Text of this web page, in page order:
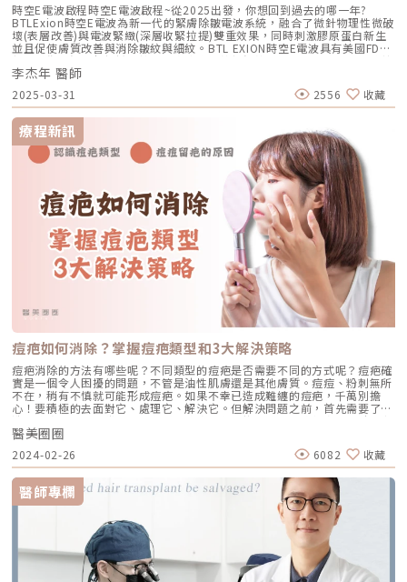
時空E電波啟程時空E電波啟程~從2025出發，你想回到過去的哪一年?
BTLExion時空E電波為新一代的緊膚除皺電波系統，融合了微針物理性微破
壞(表層改善)與電波緊緻(深層收緊拉提)雙重效果，同時刺激膠原蛋白新生
並且促使膚質改善與消除皺紋與細紋。BTL EXION時空E電波具有美國FDA
與台灣衛生福利部認證，核可適應症為皺紋與細紋，因此非常適合想要改善
膚質與緊膚除皺的族群。除了消除皺紋之外，杰膚美李院長更獨創提出
「Soft Lift 8多層次治療技術」兼顧舒適的同時，卻超越其他微針電波，甚
至對收緊筋膜、改善肉肉臉的效果更勝鳳凰。時空E電波為什麼能做到？原
理有什麼特別之處?本文深入為你介紹。單極微針電波，低痛感治療深度更
深BTL Exion時空E電波為單極微針電波(市場上大多的微針電波為雙極設
計)，治療時需在人體上貼上導電片，使得治療探頭發出的能量能夠一致性
的往深層肌底發送，不會像雙極電波無法抵達肌膚深層。因為單極細針插入
肌膚後才放電，表皮不會造成熱傷害，能量卻能精準傳到深層，比起同樣是
單極的鳳凰電波，加熱更有效率的同時，痛感卻大幅降低。而表面沒有加熱
的特性，甚至連敏感肌也可以適用。（圖／杰膚美診所-李杰年醫師提供）
具有AI專利偵測技術，穩定安全的能量輸出由於微針針電波輸出會受阻抗影
響，導致微針電波的輸出能量會不均勻、不穩定，然而BTL EXION時空E電
波具有專利AI技術，能夠在輸出脈衝時，在毫秒內偵測阻抗並且完成AI計
算，自動根據阻抗調整脈衝時間，以達到適合的輸出能量，減少多餘的組織
傷害。（圖／杰膚美診所-李杰年醫師提供）專利延伸模式(Extended
Mode)，最深治療深度可達8mmBTL EXION超越了以往電波的治療深度，
鳳凰電波的治療深度只有4.3mm，他牌微針電波最深治療目前也只有
4mm，然而BTL時空E電波獨家的延伸模式(Extended Mode)，由針尖再往
下多了4mm的加熱深度，配合最深4mm的進針，最深可達8mm (4+4)深入
脂肪層，因此不只對於較肥厚的肉肉臉有更好的除皺緊膚效果，還能夠治療
身體紋路如妊娠紋、肥胖紋等等。在臉上如果更因此能夠加熱到其他儀器無
法達到的深度，超越電音雙波的效果，深層拉提，緊膚除皺。（圖／杰膚美
診所-李杰年醫師提供）杰膚美診所時空E電波學術交流里程碑20250112馬
來西亞BTL Aesthetics Asia Masterclassu亞洲醫美專家交流會20241010
李杰年院長至馬來西亞分享獨創時空E電波「Soft Lift 8多層次治療技術」
20240908 秋季美容醫學國際學術研討會-領航講解EMFACE(菲斯波)
Exion(時空E電波) CHAUME′XO(外泌體)（圖／杰膚美診所-李杰年醫師提
供）推薦時空E電波改善膚質、消除皺紋雙效合一時空E電波BTL EXION與
鳳凰電波一樣是單極式電波，能夠精準的深入肌膚進行加熱促進膠原蛋白增
生，並且具有AI智能偵測系統，精準安全的輸出能量，使用微針能針對凹凸
不平的膚質進行改善，使毛孔變小、絲滑肌膚。時空E電波超越目前微針電
波的治療極限，治療深度達8mm，能夠淺、中、深的改善肌膚問題，卻又
不傷表皮，因此成為熱門的電波拉皮推薦選項，如果只能夠選一台電波，時
空E電波會成為您緊膚除皺的最佳夥伴。《點擊看完整文章介紹》文章轉載
自「杰膚美診所-李杰年醫師專欄」
李杰年 醫師
2025-03-31 2556 收藏
療程新訊
痘疤如何消除？掌握痘疤類型和3大解決策略
痘疤消除的方法有哪些呢？不同類型的痘疤是否需要不同的方式呢？痘疤確
實是一個令人困擾的問題，不管是油性肌膚還是其他膚質。痘痘、粉刺無所
不在，稍有不慎就可能形成痘疤。如果不幸已造成難纏的痘疤，千萬別擔
心！要積極的去面對它、處理它、解決它。但解決問題之前，首先需要了解
造成痘疤的原因，掌握不同類型的痘疤，就能找到適合的療程方法。除此之
外，小編分享3大解決痘疤策略，讓讀者重拾無暇美肌！ 為何會有痘疤？痘
痘留疤的原因是什麼？為什麼會有痘疤？又是如何形成？痘疤會永遠留在臉
上嗎？造成痘疤的主要有2種因素： 色素沉澱：當痘痘冒出來時，皮膚可能
因為細菌感染而引起發炎，因此而受到損害。特別是當你摳破或者讓痘痘留
下傷口時，嚴重的痘痘可能會更嚴重地傷害皮膚。會導致在損傷區域累積黑
色素，造成色素沉澱，最後形成所謂的痘疤。 異常疤痕：當身體試圖修復
受損的皮膚組織時，就會增生膠原蛋白，對於維持皮膚的彈性和結構相當重
要。如果損傷區域中膠原蛋白的生成過多，或者膠原蛋白不正常流失，可能
會導致組織增生或者下陷，形成不規則的疤痕，使皮膚顯得不平整，留下坑
坑疤疤的痕跡。認識痘疤類型有哪些？要了解痘疤的類型，我們可以概括為
2大類型：【痘印∕痘斑】、【痘疤】。瞭解這些類型對於改善痘疤有著相
當重要的意義，因為不同的痘疤需要不同的處理方式。 痘印∕痘斑：這種
醫美圈圈
2024-02-26 6082 收藏
醫師專欄